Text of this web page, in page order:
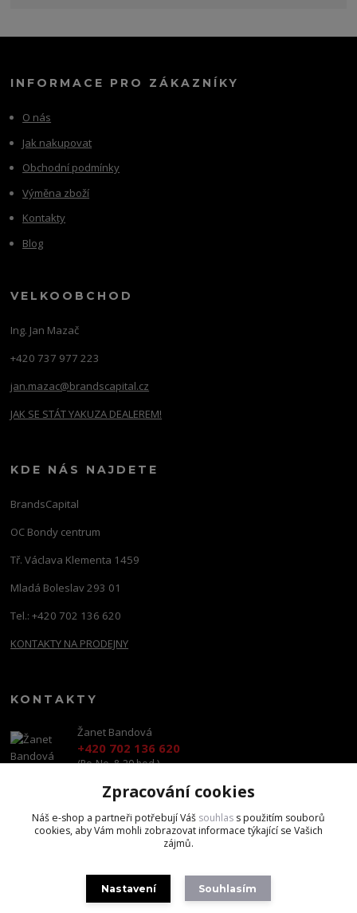
INFORMACE PRO ZÁKAZNÍKY
O nás
Jak nakupovat
Obchodní podmínky
Výměna zboží
Kontakty
Blog
VELKOOBCHOD
Ing. Jan Mazač
+420 737 977 223
jan.mazac@brandscapital.cz
JAK SE STÁT YAKUZA DEALEREM!
KDE NÁS NAJDETE
BrandsCapital
OC Bondy centrum
Tř. Václava Klementa 1459
Mladá Boleslav 293 01
Tel.: +420 702 136 620
KONTAKTY NA PRODEJNY
KONTAKTY
Žanet Bandová
+420 702 136 620
(Po-Ne, 8-20 hod.)
shop@brandscapital.cz
Zpracování cookies
Náš e-shop a partneři potřebují Váš souhlas s použitím souborů
cookies, aby Vám mohli zobrazovat informace týkající se Vašich
zájmů.
Nastavení Souhlasím